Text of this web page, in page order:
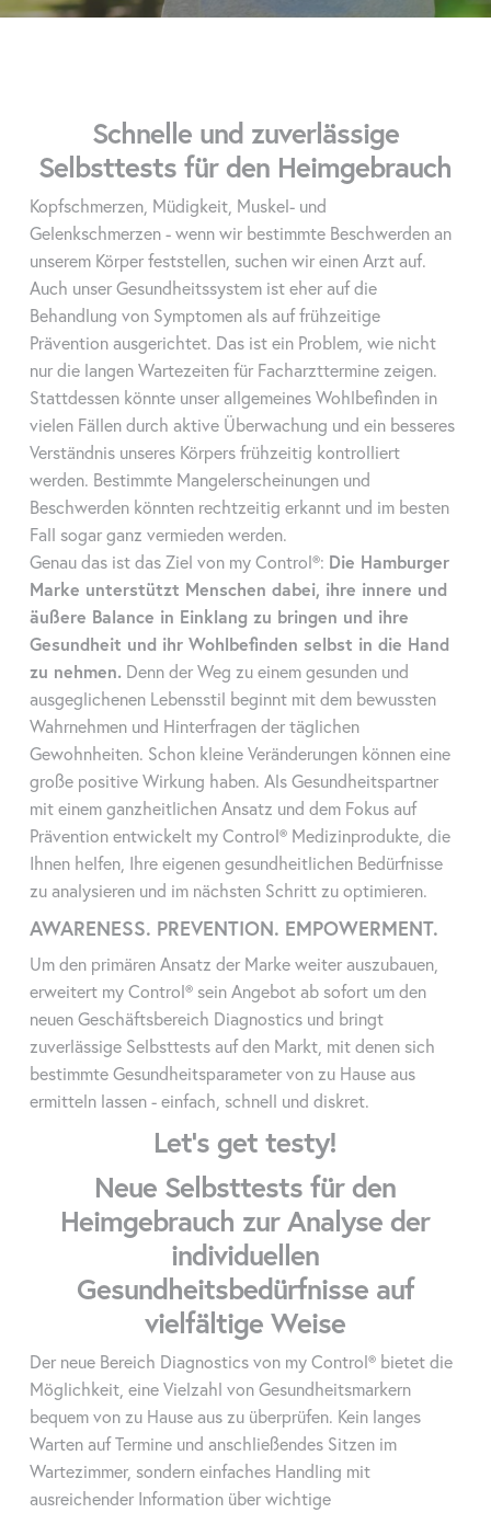
Schnelle und zuverlässige
Selbsttests für den Heimgebrauch
Kopfschmerzen, Müdigkeit, Muskel- und
Gelenkschmerzen - wenn wir bestimmte Beschwerden an
unserem Körper feststellen, suchen wir einen Arzt auf.
Auch unser Gesundheitssystem ist eher auf die
Behandlung von Symptomen als auf frühzeitige
Prävention ausgerichtet. Das ist ein Problem, wie nicht
nur die langen Wartezeiten für Facharzttermine zeigen.
Stattdessen könnte unser allgemeines Wohlbefinden in
vielen Fällen durch aktive Überwachung und ein besseres
Verständnis unseres Körpers frühzeitig kontrolliert
werden. Bestimmte Mangelerscheinungen und
Beschwerden könnten rechtzeitig erkannt und im besten
Fall sogar ganz vermieden werden.
Genau das ist das Ziel von my Control®: Die Hamburger
Marke unterstützt Menschen dabei, ihre innere und
äußere Balance in Einklang zu bringen und ihre
Gesundheit und ihr Wohlbefinden selbst in die Hand
zu nehmen.Denn der Weg zu einem gesunden und
ausgeglichenen Lebensstil beginnt mit dem bewussten
Wahrnehmen und Hinterfragen der täglichen
Gewohnheiten. Schon kleine Veränderungen können eine
große positive Wirkung haben. Als Gesundheitspartner
mit einem ganzheitlichen Ansatz und dem Fokus auf
Prävention entwickelt my Control® Medizinprodukte, die
Ihnen helfen, Ihre eigenen gesundheitlichen Bedürfnisse
zu analysieren und im nächsten Schritt zu optimieren.
AWARENESS. PREVENTION. EMPOWERMENT.
Um den primären Ansatz der Marke weiter auszubauen,
erweitert my Control® sein Angebot ab sofort um den
neuen Geschäftsbereich Diagnostics und bringt
zuverlässige Selbsttests auf den Markt, mit denen sich
bestimmte Gesundheitsparameter von zu Hause aus
ermitteln lassen - einfach, schnell und diskret.
Let’s get testy!
Neue Selbsttests für den
Heimgebrauch zur Analyse der
individuellen
Gesundheitsbedürfnisse auf
vielfältige Weise
Der neue Bereich Diagnostics von my Control® bietet die
Möglichkeit, eine Vielzahl von Gesundheitsmarkern
bequem von zu Hause aus zu überprüfen. Kein langes
Warten auf Termine und anschließendes Sitzen im
Wartezimmer, sondern einfaches Handling mit
ausreichender Information über wichtige
humanes Choriongonadotropin (ß-HCG), C-reaktives Protein
(CRP), Serum-Amyloid A (SAA), Interleukin-6 (IL-6),
Procalcitonin (PCT), Myoglobin (Myo), kardiales Troponin
(cTnl), Creatin-Kinase-MB (CK-MB), gastroenetrologische
Enzyme (PG I / PG II), N-terminales natriuretisches Pro-B-Peptid
(NT-proBNP), H-FAB-Protein, natriuretisches Hirnpeptid (BNP)
Datenblatt
Methode
Zeitaufgelöster Fluoreszenz-
Muster
Serum/Plasma/Vollblut/Kapillarblut/
Gewicht
600g
Abmessungen
191mm x 84,5mm x 45mm (L × B × H)
Bildschirm
5" HD-Touchscreen
Betriebssystem
Android
Testgeschwindigkeit
15s
Datenspeicher
50.000 Tests
Batterie
Integrierter Lithium-Akku mit ca. 24h
Kommunikation
USB-C, WiFi, Bluetooth